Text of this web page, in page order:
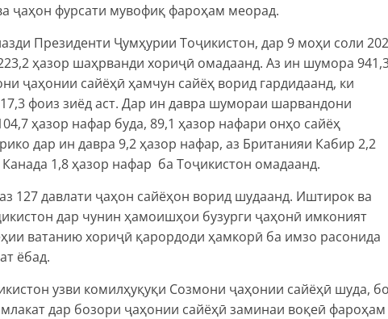
ҷаҳон фурсати мувофиқ фароҳам меорад.
Президенти Ҷумҳурии Тоҷикистон, дар 9 моҳи соли
ҳазор шаҳрванди хориҷӣ омадаанд. Аз ин шумора
ҷаҳонии сайёҳӣ ҳамчун сайёҳ ворид гардидаанд, ки
фоиз зиёд аст. Дар ин давра шумораи шарвандони
ҳазор нафар буда, 89,1 ҳазор нафари онҳо сайёҳ
дар ин давра 9,2 ҳазор нафар, аз Британияи Кабир 2,2
Канада 1,8 ҳазор нафар ба Тоҷикистон омадаанд.
127 давлати ҷаҳон сайёҳон ворид шудаанд. Иштирок ва
дар чунин ҳамоишҳои бузурги ҷаҳонӣ имконият
ватанию хориҷӣ қарордоди ҳамкорӣ ба имзо расонида
ёбад.
узви комилҳуқуқи Созмони ҷаҳонии сайёҳӣ шуда, бо
дар бозори ҷаҳонии сайёҳӣ заминаи воқеӣ фароҳам